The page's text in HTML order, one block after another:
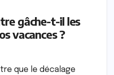
gâche-t-il les
vacances ?
que le décalage